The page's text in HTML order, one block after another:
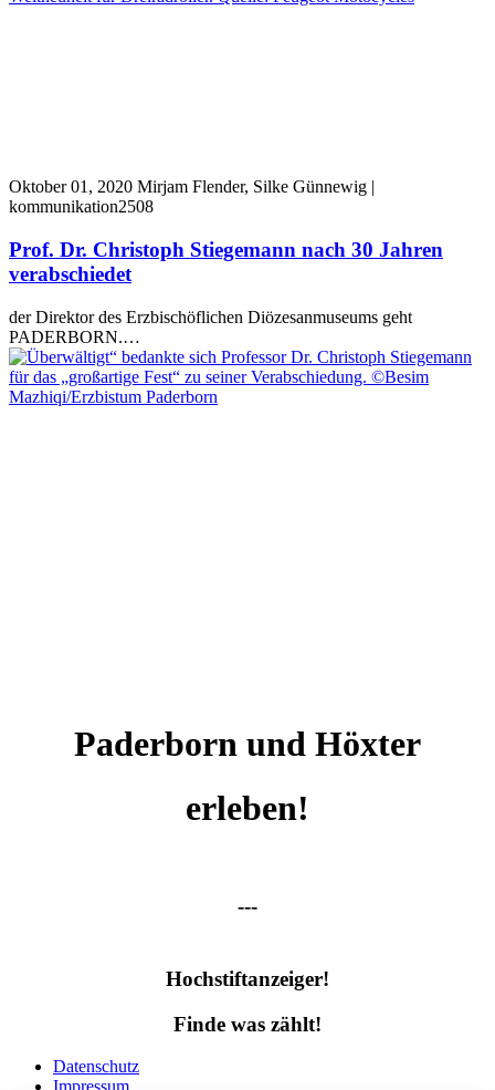
Oktober 01, 2020 Mirjam Flender, Silke Günnewig |
kommunikation2508
Prof. Dr. Christoph Stiegemann nach 30 Jahren
verabschiedet
der Direktor des Erzbischöflichen Diözesanmuseums geht
PADERBORN.…
Paderborn und Höxter
erleben!
---
Hochstiftanzeiger!
Finde was zählt!
Datenschutz